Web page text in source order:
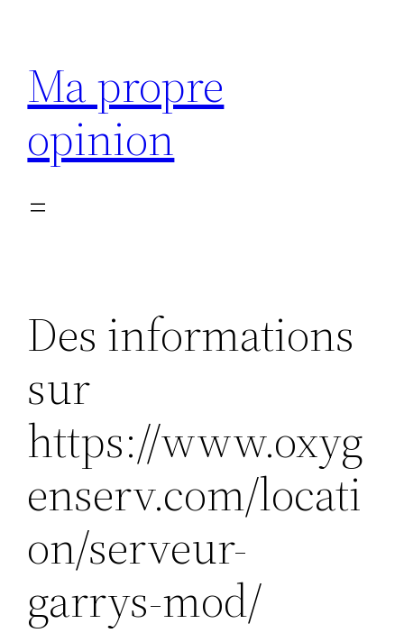
contenu
Ma propre
opinion
Des informations
sur
https://www.oxyg
enserv.com/locati
on/serveur-
garrys-mod/